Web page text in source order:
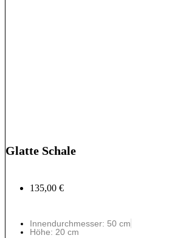
Glatte Schale
135,00 €
Innendurchmesser: 50 cm
Höhe: 20 cm